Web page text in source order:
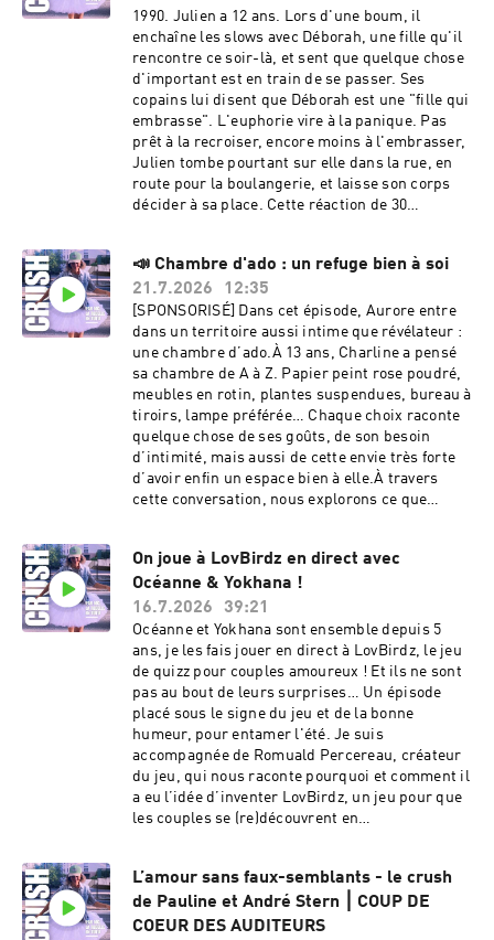
premier amour, on ne l’oublie jamais. Il laisse
une empreinte qui guide tous les
suivants.Premier amour, une création Crush Le
Podcast & La Chose Étrange Imaginé, écrit et
animé par : Marie-Charlotte Danchin & Quitterie
ChadefauxProduction : Clap AudioCoordination
: Lucie Coquart Musique, montage et mixage :
Alice Krief☀️ Abonne-toi aux podcasts : CRUSH
et LA CHOSE ÉTRANGE et mets 5 ⭐️☀️ Abonne-
toi aux comptes Instagram 👉
Pour prolonger l’expérience, abonne-toi à la
newsletter C’est quoi l’amour ? : chaque édition
t’apporte un éclairage inédit sur nos vies
amoureuses.💜 Et si tu veux témoigner et
partager ton histoire, écris-moi sur
: crush.lepodcast@gmail.com. Hébergé par
Audion. Visitez
https://www.audion.fm/fr/privacy-policy pour
plus d’informations.
1990. Julien a 12 ans. Lors d'une boum, il
enchaîne les slows avec Déborah, une fille qu'il
rencontre ce soir-là, et sent que quelque chose
d'important est en train de se passer. Ses
copains lui disent que Déborah est une "fille qui
embrasse". L'euphorie vire à la panique. Pas
prêt à la recroiser, encore moins à l'embrasser,
Julien tombe pourtant sur elle dans la rue, en
route pour la boulangerie, et laisse son corps
décider à sa place. Cette réaction de 30
amour de Julien.Le premier amour, on ne
l’oublie jamais. Il laisse une empreinte qui
guide tous les suivants.Premier amour, une
création Crush Le Podcast & La Chose
Étrange Imaginé, écrit et animé par : Marie-
Charlotte Danchin & Quitterie
ChadefauxProduction : Clap AudioCoordination
: Lucie Coquart Musique, montage et mixage :
Alice Krief☀️ Abonne-toi aux podcasts : CRUSH
et LA CHOSE ÉTRANGE et mets 5 ⭐️☀️ Abonne-
toi aux comptes Instagram 👉
@crush_lepodcast et
les sujets qui fâchent".💜 Découvre aussi la
Chaine Youtube de CRUSH.💜 Pour prolonger
l’expérience, abonne-toi à la newsletter C’est
quoi l’amour ? : chaque édition t’apporte un
éclairage inédit sur nos vies amoureuses.💜 Et
si tu veux témoigner et partager ton histoire,
écris-moi sur : crush.lepodcast@gmail.com.
Hébergé par Audion. Visitez
https://www.audion.fm/fr/privacy-policy pour
plus d’informations.
📣 Chambre d'ado : un refuge bien à soi
21.7.2026
12:35
[SPONSORISÉ] Dans cet épisode, Aurore entre
dans un territoire aussi intime que révélateur :
une chambre d’ado.À 13 ans, Charline a pensé
sa chambre de A à Z. Papier peint rose poudré,
meubles en rotin, plantes suspendues, bureau à
tiroirs, lampe préférée… Chaque choix raconte
quelque chose de ses goûts, de son besoin
d’intimité, mais aussi de cette envie très forte
d’avoir enfin un espace bien à elle.À travers
cette conversation, nous explorons ce que
mais aussi un endroit où l’on apprend à
exprimer ce que l’on aime et à affirmer ses
choix.Hébergé par Acast. Visitez
acast.com/privacy pour plus d'informations.
Hébergé par Audion. Visitez
https://www.audion.fm/fr/privacy-policy pour
plus d’informations.
On joue à LovBirdz en direct avec
Océanne & Yokhana !
16.7.2026
39:21
Océanne et Yokhana sont ensemble depuis 5
ans, je les fais jouer en direct à LovBirdz, le jeu
de quizz pour couples amoureux ! Et ils ne sont
pas au bout de leurs surprises… Un épisode
placé sous le signe du jeu et de la bonne
humeur, pour entamer l'été. Je suis
accompagnée de Romuald Percereau, créateur
du jeu, qui nous raconte pourquoi et comment il
a eu l’idée d’inventer LovBirdz, un jeu pour que
les couples se (re)découvrent en
Achète le jeu de société, qui est dispo en
boutiques spécialisées et en ligne : -
FNAC.com : - Amazon.fr Retrouve
L’amour sans faux-semblants - le crush
de Pauline et André Stern ⎮ COUP DE
COEUR DES AUDITEURS